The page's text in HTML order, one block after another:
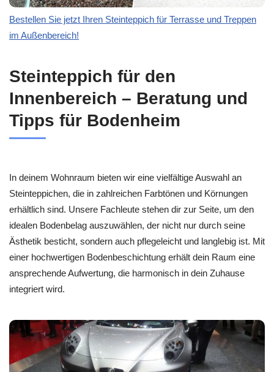
Bestellen Sie jetzt Ihren Steinteppich für Terrasse und Treppen
im Außenbereich!
Steinteppich für den
Innenbereich – Beratung und
Tipps für Bodenheim
In deinem Wohnraum bieten wir eine vielfältige Auswahl an
Steinteppichen, die in zahlreichen Farbtönen und Körnungen
erhältlich sind. Unsere Fachleute stehen dir zur Seite, um den
idealen Bodenbelag auszuwählen, der nicht nur durch seine
Ästhetik besticht, sondern auch pflegeleicht und langlebig ist. Mit
einer hochwertigen Bodenbeschichtung erhält dein Raum eine
ansprechende Aufwertung, die harmonisch in dein Zuhause
integriert wird.